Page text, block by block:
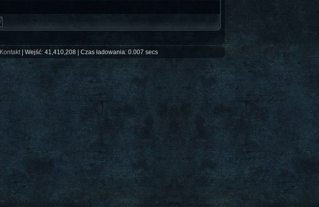
Kontakt| Wejść: 41,410,208 | Czas ładowania: 0.007 secs